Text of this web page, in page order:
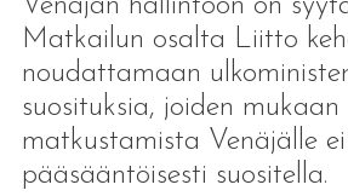
Venäjän hallintoon on
Matkailun osalta Liitto
noudattamaan
suosituksia, joiden mukaan
matkustamista Venäjälle ei
pääsääntöisesti suositella.